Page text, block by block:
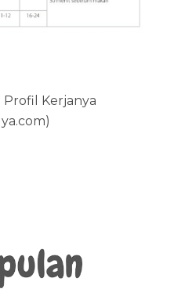
Profil Kerjanya